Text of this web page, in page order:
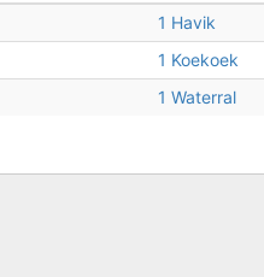
1 Havik
1 Koekoek
1 Waterral